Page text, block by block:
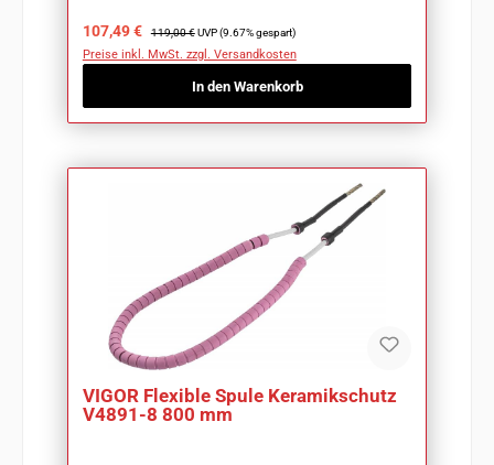
Verkaufspreis:
107,49 € Regulärer Preis:
119,00 € UVP (9.67% gespart)
Preise inkl. MwSt. zzgl. Versandkosten
In den Warenkorb
VIGOR Flexible Spule Keramikschutz
V4891-8 800 mm